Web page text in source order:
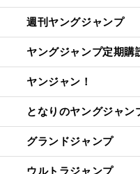
週刊ヤングジャンプ
ヤングジャンプ定期購
ヤンジャン！
となりのヤングジャン
グランドジャンプ
ウルトラジャンプ